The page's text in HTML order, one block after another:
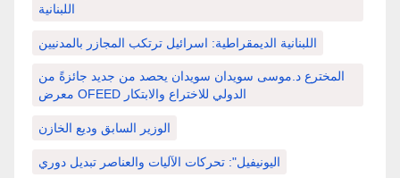
اللبنانية
اللبنانية الديمقراطية: اسرائيل ترتكب المجازر بالمدنيين
المخترع د.موسى سويدان سويدان يحصد من جديد جائزةً من
معرض OFEED الدولي للاختراع والابتكار
الوزير السابق وديع الخازن
اليونيفيل": تحركات الآليات والعناصر تبديل دوري